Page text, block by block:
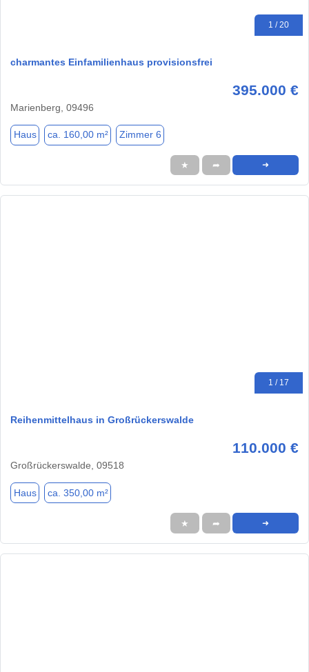
1 / 20
charmantes Einfamilienhaus provisionsfrei
395.000 €
Marienberg, 09496
Haus ca. 160,00 m² Zimmer 6
★ ➦ ➜
1 / 17
Reihenmittelhaus in Großrückerswalde
110.000 €
Großrückerswalde, 09518
Haus ca. 350,00 m²
★ ➦ ➜